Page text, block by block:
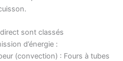
sont classés
d’énergie :
(convec­tion) : Fours à tubes